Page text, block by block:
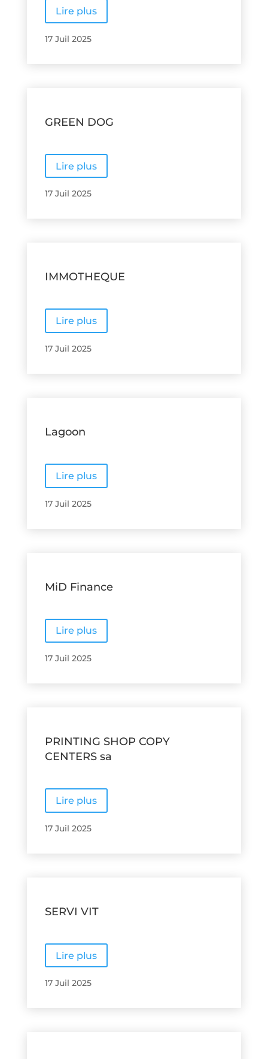
Lire plus
17 Juil 2025
GREEN DOG
Lire plus
17 Juil 2025
IMMOTHEQUE
Lire plus
17 Juil 2025
Lagoon
Lire plus
17 Juil 2025
MiD Finance
Lire plus
17 Juil 2025
PRINTING SHOP COPY
CENTERS sa
Lire plus
17 Juil 2025
SERVI VIT
Lire plus
17 Juil 2025